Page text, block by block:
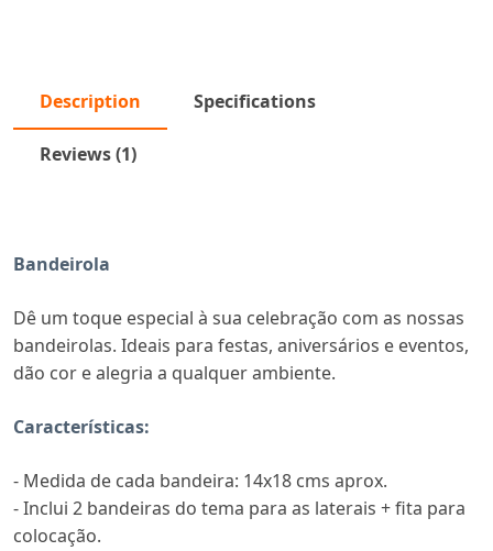
Description Specifications
Reviews (1)
Bandeirola
Dê um toque especial à sua celebração com as nossas
bandeirolas. Ideais para festas, aniversários e eventos,
dão cor e alegria a qualquer ambiente.
Características:
- Medida de cada bandeira: 14x18 cms aprox.
- Inclui 2 bandeiras do tema para as laterais +fita para
colocação.